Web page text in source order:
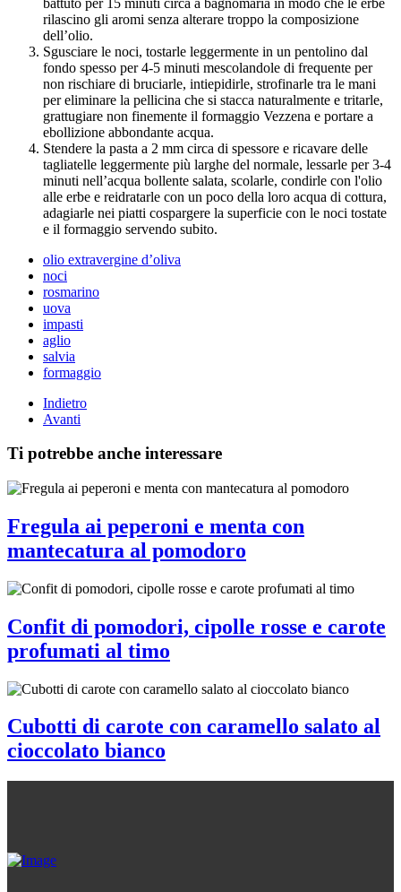
rilascino gli aromi senza alterare troppo la composizione
dell’olio.
Sgusciare le noci, tostarle leggermente in un pentolino dal
fondo spesso per 4-5 minuti mescolandole di frequente per
non rischiare di bruciarle, intiepidirle, strofinarle tra le mani
per eliminare la pellicina che si stacca naturalmente e tritarle,
grattugiare non finemente il formaggio Vezzena e portare a
ebollizione abbondante acqua.
Stendere la pasta a 2 mm circa di spessore e ricavare delle
tagliatelle leggermente più larghe del normale, lessarle per 3-4
minuti nell’acqua bollente salata, scolarle, condirle con l'olio
alle erbe e reidratarle con un poco della loro acqua di cottura,
adagiarle nei piatti cospargere la superficie con le noci tostate
e il formaggio servendo subito.
olio extravergine d’oliva
noci
rosmarino
uova
impasti
aglio
salvia
formaggio
Indietro
Avanti
Ti potrebbe anche interessare
Fregula ai peperoni e menta con
mantecatura al pomodoro
Confit di pomodori, cipolle rosse e carote
profumati al timo
Cubotti di carote con caramello salato al
cioccolato bianco